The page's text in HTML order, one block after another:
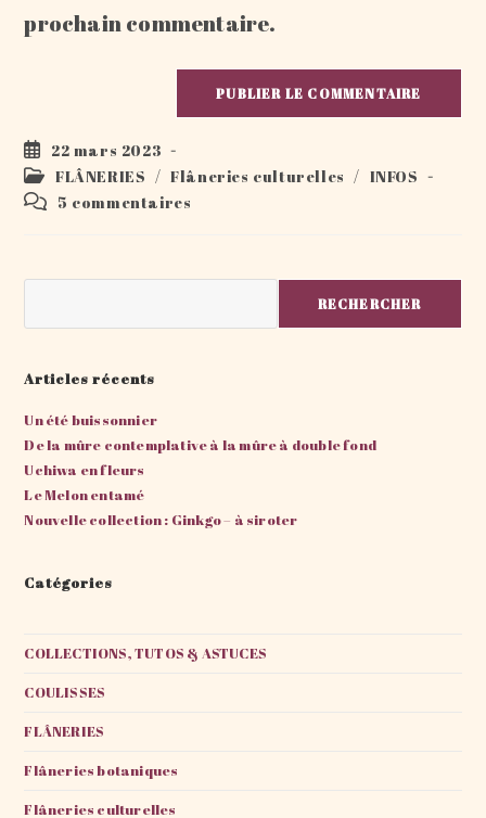
prochain commentaire.
Publication
publiée :
22 mars 2023
Post
category:
FLÂNERIES / Flâneries culturelles / INFOS
Commentaires
5 commentaires
RECHERCHER
Articles récents
Un été buissonnier
De la mûre contemplative à la mûre à double fond
Uchiwa en fleurs
Le Melon entamé
Nouvelle collection : Ginkgo – à siroter
Catégories
COLLECTIONS, TUTOS & ASTUCES
COULISSES
FLÂNERIES
Flâneries botaniques
Flâneries culturelles